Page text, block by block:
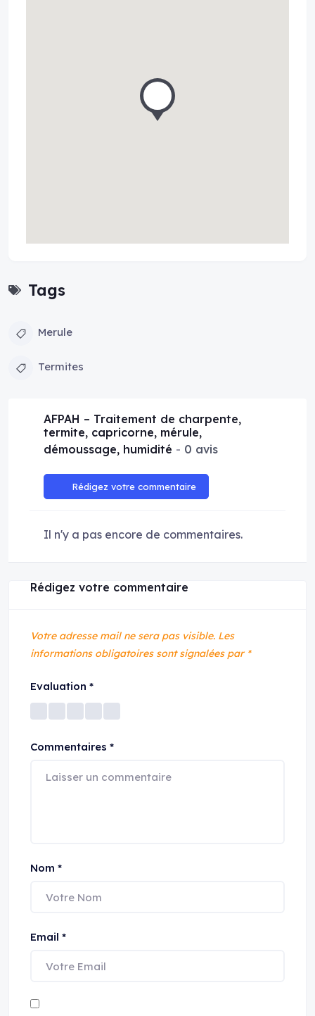
Tags
Merule
Termites
AFPAH – Traitement de charpente,
termite, capricorne, mérule,
démoussage, humidité
0 avis
Rédigez votre commentaire
Il n'y a pas encore de commentaires.
Rédigez votre commentaire
Votre adresse mail ne sera pas visible. Les
informations obligatoires sont signalées par *
Evaluation *
Commentaires *
Nom *
Email *